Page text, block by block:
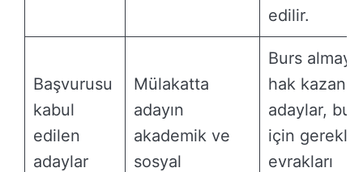
edilir.
Başvurusu
kabul
edilen
adaylar
Mülakatta
adayın
akademik ve
sosyal
Burs almaya
hak
adaylar,
için gerekli
evrakları